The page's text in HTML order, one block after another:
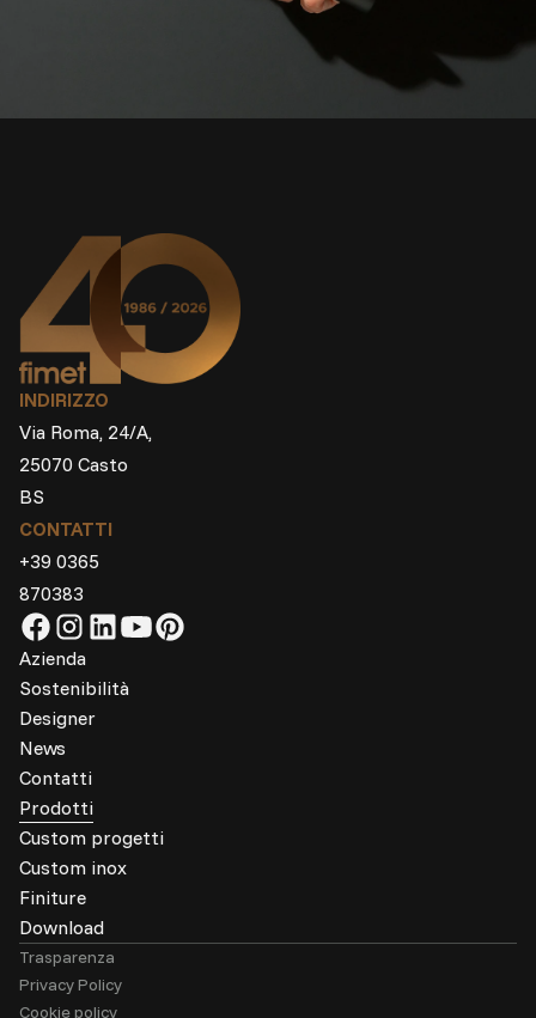
INDIRIZZO
Via Roma, 24/A,
25070 Casto
BS
CONTATTI
+39 0365
870383
Azienda
Sostenibilità
Designer
News
Contatti
Prodotti
Custom progetti
Custom inox
Finiture
Download
Trasparenza
Privacy Policy
Cookie policy